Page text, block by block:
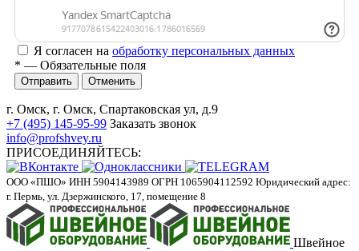
Я согласен на обработку персональных данных
* — Обязательные поля
Отменить
г. Омск, г. Омск, Спартаковская ул, д.9
+7 (495) 145-95-99 Заказать звонок
info@profshvey.ru
ПРИСОЕДИНЯЙТЕСЬ:
ООО «ПШО» ИНН 5904143989 ОГРН 1065904112592 Юридический адрес:
г. Пермь, ул. Дзержинского, 17, помещение 8
Швейное